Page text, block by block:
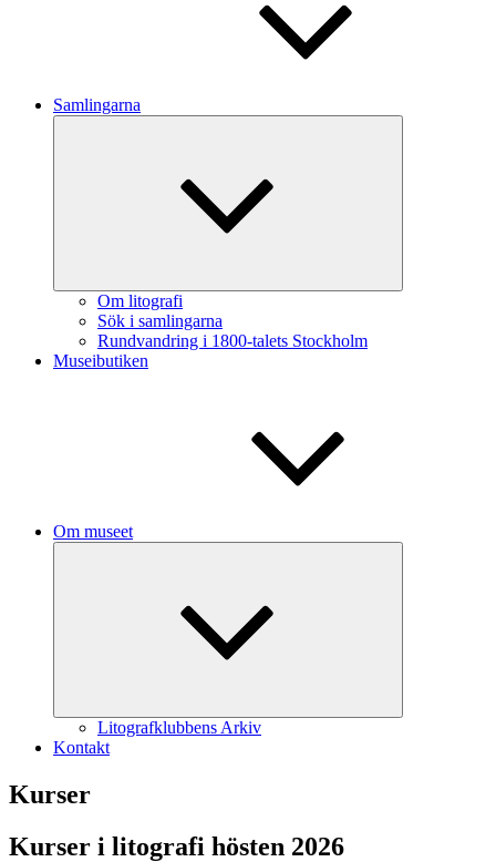
Samlingarna
Om litografi
Sök i samlingarna
Rundvandring i 1800-talets Stockholm
Museibutiken
Om museet
Litografklubbens Arkiv
Kontakt
Kurser
Kurser i litografi hösten 2026